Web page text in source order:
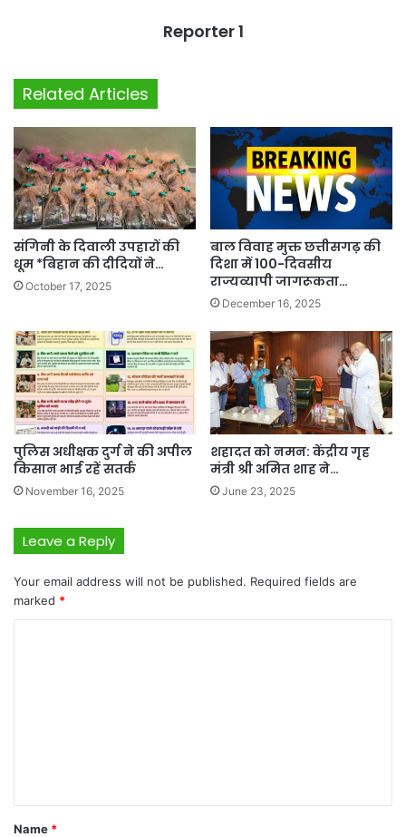
Reporter 1
Related Articles
संगिनी के दिवाली उपहारों की
धूम *बिहान की दीदियों ने…
October 17, 2025
बाल विवाह मुक्त छत्तीसगढ़ की
दिशा में 100-दिवसीय
राज्यव्यापी जागरूकता…
December 16, 2025
पुलिस अधीक्षक दुर्ग ने की अपील
किसान भाई रहें सतर्क
November 16, 2025
शहादत को नमन: केंद्रीय गृह
मंत्री श्री अमित शाह ने…
June 23, 2025
Leave a Reply
Your email address will not be published. Required fields are
marked *
*
Name *